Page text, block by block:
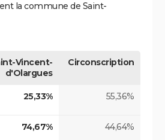
la commune de Saint-
Vincent-
d'Olargues
Circonscription
25,33% 55,36%
74,67% 44,64%